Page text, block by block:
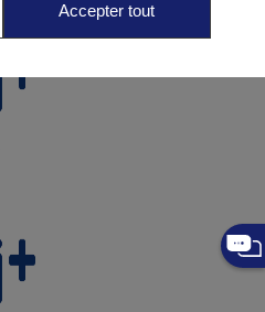
Accepter tout